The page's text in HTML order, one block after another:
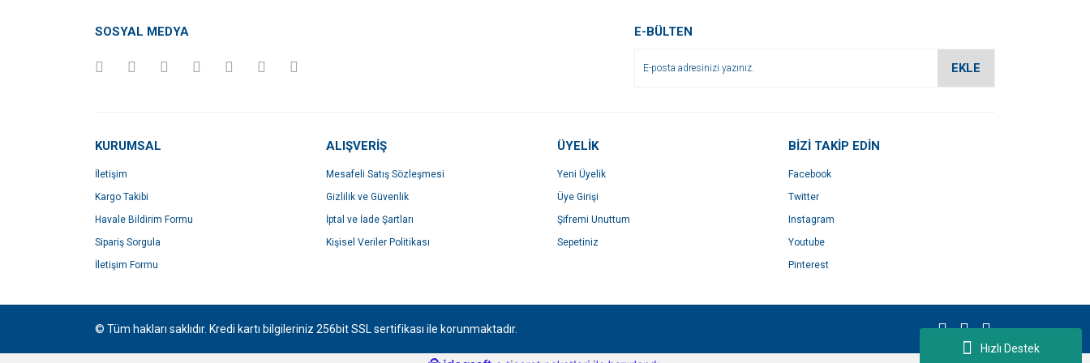
Hızlı Destek
Ürün bilgilerinde hatalar bulunuyor.
SOSYAL MEDYA E-BÜLTEN
EKLE
KURUMSAL
İletişim
Kargo Takibi
Havale Bildirim Formu
Sipariş Sorgula
İletişim Formu
ALIŞVERİŞ
Mesafeli Satış Sözleşmesi
Gizlilik ve Güvenlik
İptal ve İade Şartları
Kişisel Veriler Politikası
ÜYELİK
Yeni Üyelik
Üye Girişi
Şifremi Unuttum
Sepetiniz
BİZİ TAKİP EDİN
Facebook
Twitter
Instagram
Youtube
Pinterest
© Tüm hakları saklıdır. Kredi kartı bilgileriniz 256bit SSL sertifikası ile korunmaktadır.